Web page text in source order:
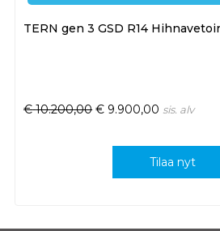
TERN gen 3 GSD R14
€ 10.200,00 € 9.900,00 sis. alv
Tilaa nyt